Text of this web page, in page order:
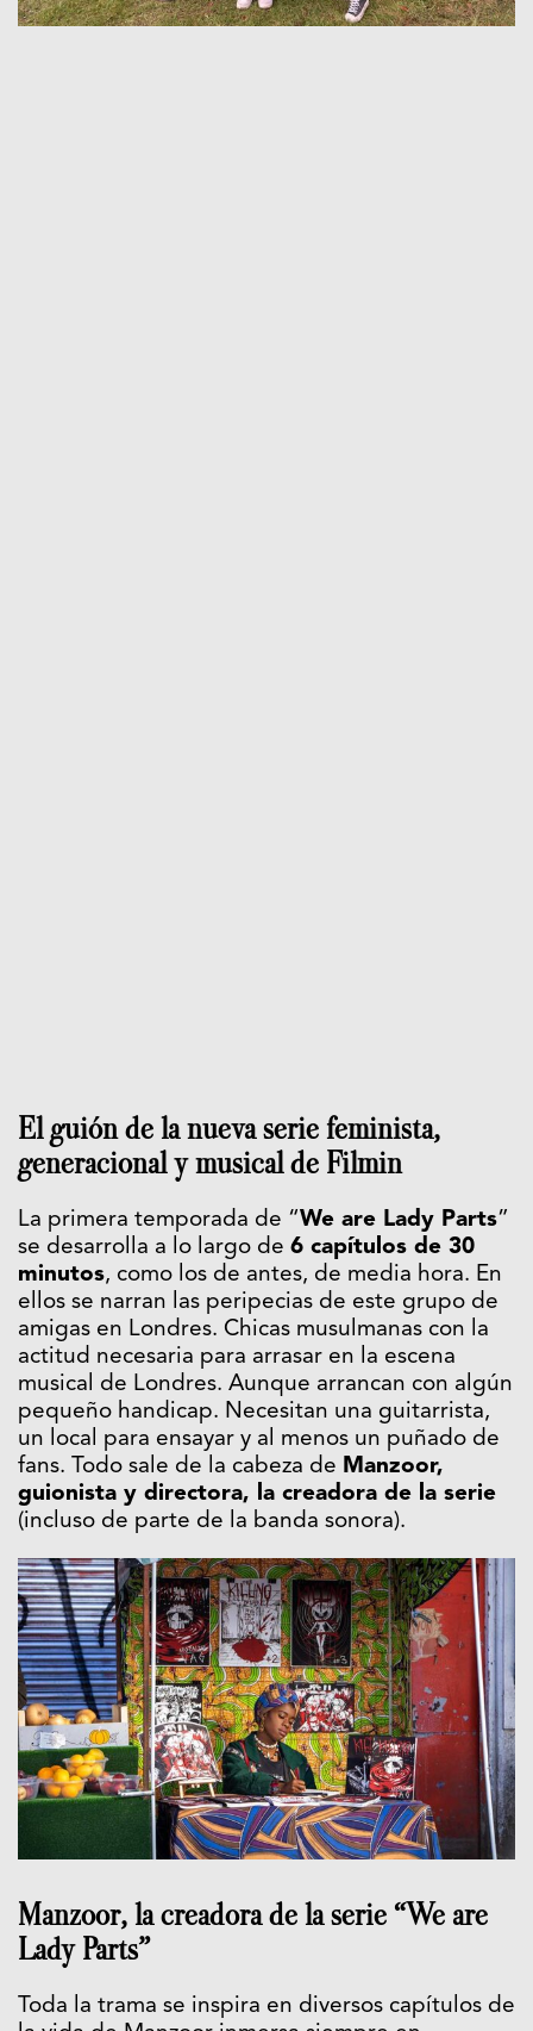
El guión de la nueva serie feminista,
generacional y musical de Filmin
La primera temporada de “We are Lady Parts”
se desarrolla a lo largo de 6 capítulos de 30
minutos, como los de antes, de media hora. En
ellos se narran las peripecias de este grupo de
amigas en Londres. Chicas musulmanas con la
actitud necesaria para arrasar en la escena
musical de Londres. Aunque arrancan con algún
pequeño handicap. Necesitan una guitarrista,
un local para ensayar y al menos un puñado de
fans. Todo sale de la cabeza de Manzoor,
guionista y directora, la creadora de la serie
(incluso de parte de la banda sonora).
Manzoor, la creadora de la serie “We are
Lady Parts”
Toda la trama se inspira en diversos capítulos de